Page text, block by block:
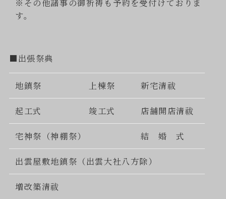
※その他諸事の御祈祷も予約を受付けておりま
す。
■出張祭典
地鎮祭 上棟祭 新宅清祓
起工式 竣工式 店舗開店清祓
宅神祭（神棚祭） 結 婚 式
出雲屋敷地鎮祭（出雲大社八方除）
増改築清祓